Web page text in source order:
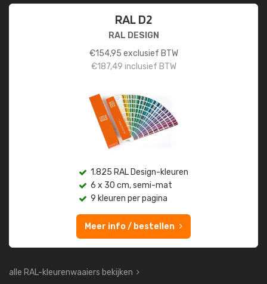
RAL D2
RAL DESIGN
€154,95 exclusief BTW
€187,49 inclusief BTW
1.825 RAL Design-kleuren
6 x 30 cm, semi-mat
9 kleuren per pagina
Meer info / bestellen
alle RAL-kleurenwaaiers bekijken